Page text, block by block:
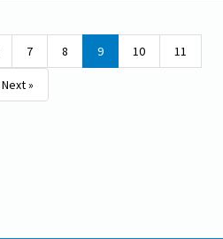
7 8 9 10 11
Next »